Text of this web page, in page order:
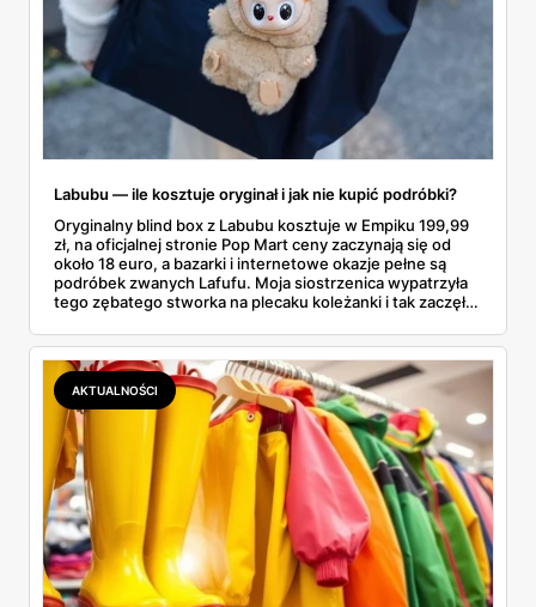
Labubu — ile kosztuje oryginał i jak nie kupić podróbki?
Oryginalny blind box z Labubu kosztuje w Empiku 199,99
zł, na oficjalnej stronie Pop Mart ceny zaczynają się od
około 18 euro, a bazarki i internetowe okazje pełne są
podróbek zwanych Lafufu. Moja siostrzenica wypatrzyła
tego zębatego stworka na plecaku koleżanki i tak zaczęło
kosztuje i po czym poznać, że sprzedawca nie wciska nam
podróbki. Spisałam wszystko, czego się dowiedziałam —
łącznie z jedną wpadką, o której za chwilę.
AKTUALNOŚCI